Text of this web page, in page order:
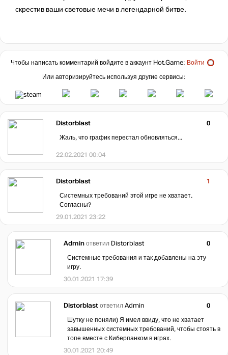
скрестив ваши световые мечи в легендарной битве.
Чтобы написать комментарий войдите в аккаунт Hot.Game: Войти
Или авторизируйтесь используя другие сервисы:
Distorblast
0
Жаль, что график перестал обновляться...
22.02.2021 00:04
Distorblast
1
Системных требований этой игре не хватает.
Согласны?
29.01.2021 23:22
Admin ответил Distorblast
0
Системные требования и так добавлены на эту
игру.
30.01.2021 17:39
Distorblast ответил Admin
0
Шутку не поняли) Я имел ввиду, что не хватает
завышенных системных требований, чтобы стоять в
топе вместе с Киберпанком в играх.
30.01.2021 20:49